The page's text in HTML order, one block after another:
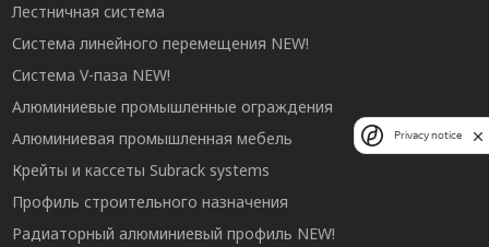
Лестничная система
Система линейного перемещения NEW!
Система V-паза NEW!
Алюминиевые промышленные ограждения
Алюминиевая промышленная мебель
Крейты и кассеты Subrack systems
Профиль строительного назначения
Радиаторный алюминиевый профиль NEW!
Privacy notice